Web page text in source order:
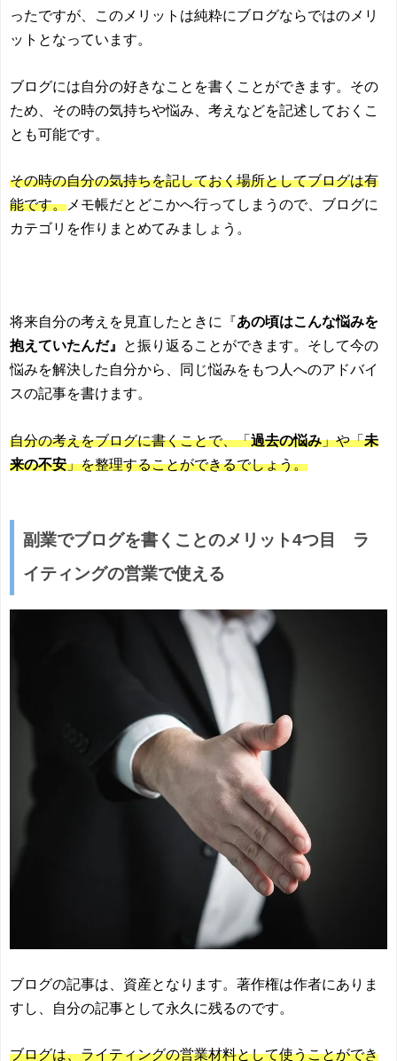
ったですが、このメリットは純粋にブログならではのメリ
ットとなっています。
ブログには自分の好きなことを書くことができます。その
ため、その時の気持ちや悩み、考えなどを記述しておくこ
とも可能です。
その時の自分の気持ちを記しておく場所としてブログは有
能です。 メモ帳だとどこかへ行ってしまうので、ブログに
カテゴリを作りまとめてみましょう。
将来自分の考えを見直したときに『あの頃はこんな悩みを
抱えていたんだ』
と振り返ることができます。そして今の
悩みを解決した自分から、同じ悩みをもつ人へのアドバイ
スの記事を書けます。
自分の考えをブログに書くことで、「過去の悩み」や「未
来の不安」を整理することができるでしょう。
副業でブログを書くことのメリット4つ目 ラ
イティングの営業で使える
ブログの記事は、資産となります。著作権は作者にありま
すし、自分の記事として永久に残るのです。
ブログは、ライティングの営業材料として使うことができ